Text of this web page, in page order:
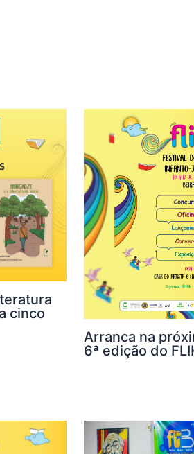
cinco
Arranca na
6ª edição do